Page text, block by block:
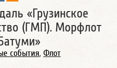
«Грузинское
(ГМП). Морфлот
события, Флот